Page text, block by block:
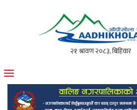
मोफसलकै लोकप्रिय अनलाइन पत्रिका